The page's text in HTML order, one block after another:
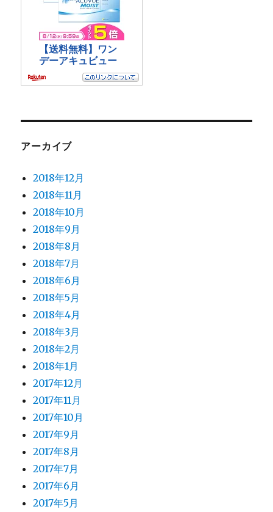
アーカイブ
2018年12月
2018年11月
2018年10月
2018年9月
2018年8月
2018年7月
2018年6月
2018年5月
2018年4月
2018年3月
2018年2月
2018年1月
2017年12月
2017年11月
2017年10月
2017年9月
2017年8月
2017年7月
2017年6月
2017年5月